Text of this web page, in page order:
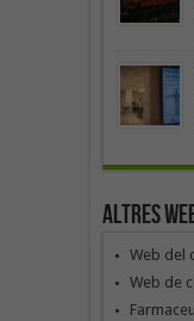
Altres
Web del
Web de